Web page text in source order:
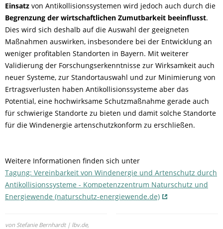
Einsatz von Antikollisionssystemen wird jedoch auch durch die
Begrenzung der wirtschaftlichen Zumutbarkeit beeinflusst.
Dies wird sich deshalb auf die Auswahl der geeigneten
Maßnahmen auswirken, insbesondere bei der Entwicklung an
weniger profitablen Standorten in Bayern. Mit weiterer
Validierung der Forschungserkenntnisse zur Wirksamkeit auch
neuer Systeme, zur Standortauswahl und zur Minimierung von
Ertragsverlusten haben Antikollisionssysteme aber das
Potential, eine hochwirksame Schutzmaßnahme gerade auch
für schwierige Standorte zu bieten und damit solche Standorte
für die Windenergie artenschutzkonform zu erschließen.
Weitere Informationen finden sich unter
Tagung: Vereinbarkeit von Windenergie und Artenschutz durch
Antikollisionssysteme - Kompetenzzentrum Naturschutz und
Energiewende (naturschutz-energiewende.de)
von Stefanie Bernhardt | lbv.de,